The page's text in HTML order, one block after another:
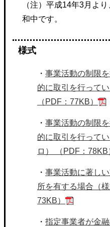
（注）平成14年3月よ
和中です。
様式
・事業活動の制限
的に取引を行って
（PDF：77KB）
・事業活動の制限
的に取引を行って
ロ） （PDF：78KB
・事業活動に著し
所を有する場合（
73KB）
・指定事業者が金